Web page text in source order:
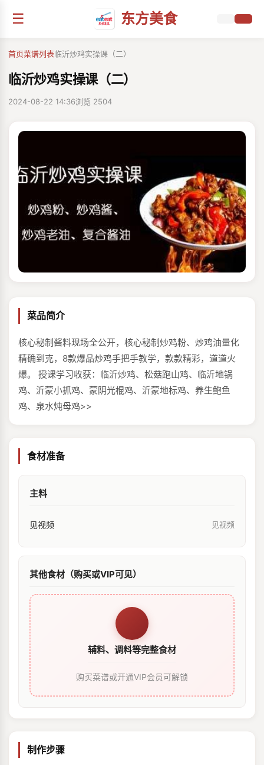
☰ 东方美食
首页菜谱列表临沂炒鸡实操课（二）
临沂炒鸡实操课（二）
2024-08-22 14:36浏览 2504
菜品简介
核心秘制酱料现场全公开，核心秘制炒鸡粉、炒鸡油量化
精确到克，8款爆品炒鸡手把手教学，款款精彩，道道火
爆。 授课学习收获：临沂炒鸡、松菇跑山鸡、临沂地锅
鸡、沂蒙小抓鸡、蒙阴光棍鸡、沂蒙地标鸡、养生鲍鱼
鸡、泉水炖母鸡>>
食材准备
主料
见视频 见视频
其他食材（购买或VIP可见）
辅料、调料等完整食材
购买菜谱或开通VIP会员可解锁
制作步骤